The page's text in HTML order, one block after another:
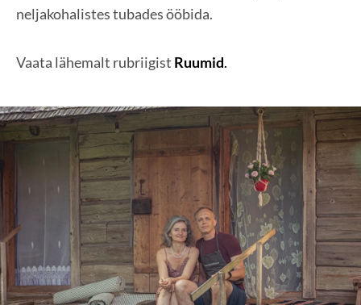
neljakohalistes tubades ööbida.
Vaata lähemalt rubriigist Ruumid.